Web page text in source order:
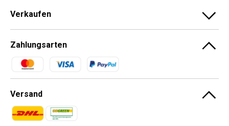
Verkaufen
Zahlungsarten
Zahlungsmethoden
Versand
Zahlungsmethoden